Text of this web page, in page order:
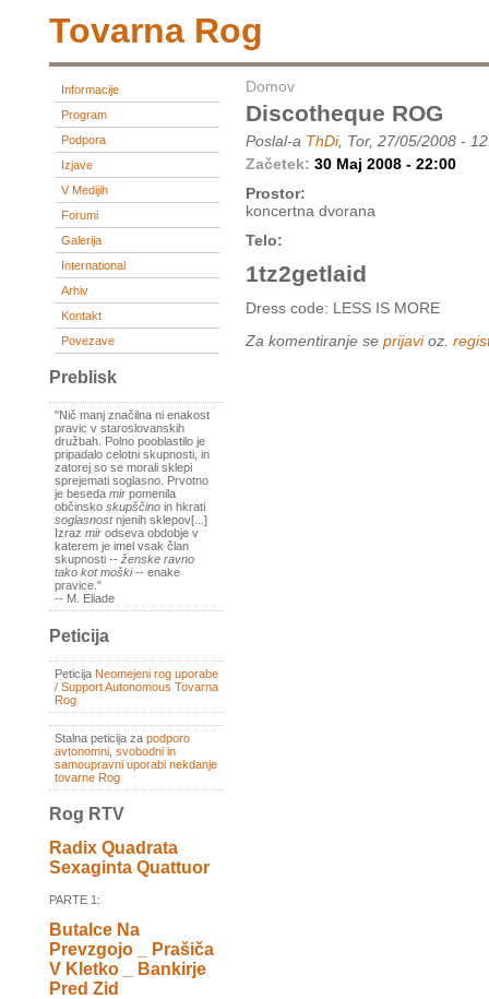
Tovarna Rog
Informacije
Program
Podpora
Izjave
V Medijih
Forumi
Galerija
International
Arhiv
Kontakt
Povezave
Preblisk
"Nič manj značilna ni enakost
pravic v staroslovanskih
družbah. Polno pooblastilo je
pripadalo celotni skupnosti, in
zatorej so se morali sklepi
sprejemati soglasno. Prvotno
je beseda mir pomenila
občinsko skupščino in hkrati
soglasnostnjenih sklepov[...]
Izraz mir odseva obdobje v
katerem je imel vsak član
skupnosti -- ženske ravno
tako kot moški-- enake
pravice."
-- M. Eliade
Peticija
Peticija Neomejeni rog uporabe
/ Support Autonomous Tovarna
Rog
Stalna peticija za podporo
avtonomni, svobodni in
samoupravni uporabi nekdanje
tovarne Rog
Rog RTV
Radix Quadrata
Sexaginta Quattuor
PARTE 1:
Butalce Na
Prevzgojo _ Prašiča
V Kletko _ Bankirje
Pred Zid
Domov
Discotheque ROG
Poslal-a ThDi, Tor, 27/05/2008 -
Začetek: 30 Maj 2008 - 22:00
Prostor:
koncertna dvorana
Telo:
1tz2getlaid
Dress code: LESS IS MORE
Za komentiranje se prijavioz.